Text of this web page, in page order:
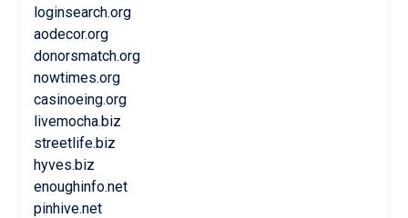
loginsearch.org
aodecor.org
donorsmatch.org
nowtimes.org
casinoeing.org
livemocha.biz
streetlife.biz
hyves.biz
enoughinfo.net
pinhive.net